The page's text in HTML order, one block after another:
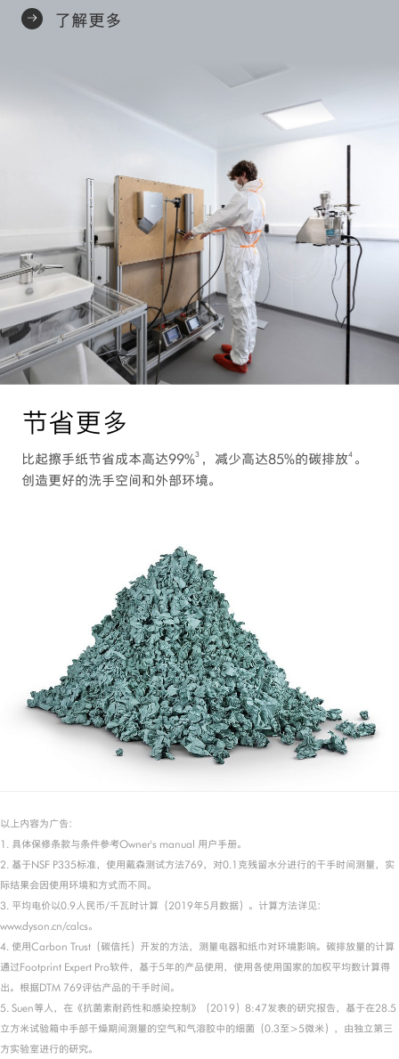
了解更多
节省更多
比起擦手纸节省成本高达99%3 ，减少高达85%的碳排放4 。
创造更好的洗手空间和外部环境。
以上内容为广告：
1. 具体保修条款与条件参考Owner's manual 用户手册。
2. 基于NSF P335标准，使用戴森测试方法769，对0.1克残留水分进行的干手时间测量，实
际结果会因使用环境和方式而不同。
3. 平均电价以0.9人民币/千瓦时计算（2019年5月数据）。计算方法详见：
www.dyson.cn/calcs。
4. 使用Carbon Trust（碳信托）开发的方法，测量电器和纸巾对环境影响。碳排放量的计算
通过Footprint Expert Pro软件，基于5年的产品使用，使用各使用国家的加权平均数计算得
出。根据DTM 769评估产品的干手时间。
5. Suen等人，在《抗菌素耐药性和感染控制》（2019）8:47发表的研究报告，基于在28.5
立方米试验箱中手部干燥期间测量的空气和气溶胶中的细菌（0.3至>5微米），由独立第三
方实验室进行的研究。